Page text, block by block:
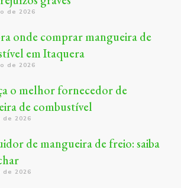
de 2026
onde comprar mangueira de
em Itaquera
de 2026
o melhor fornecedor de
de combustível
de 2026
de mangueira de freio: saiba
de 2026